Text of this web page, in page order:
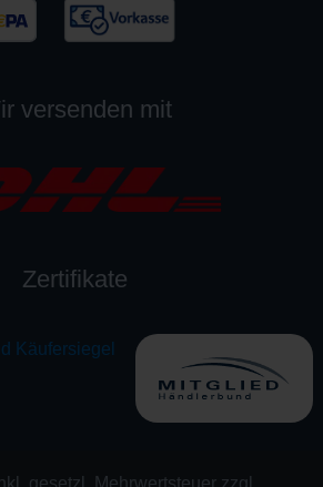
versenden mit
Zertifikate
gesetzl. Mehrwertsteuer zzgl.